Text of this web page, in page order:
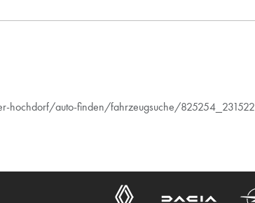
hochdorf/auto-finden/fahrzeugsuche/825254_231522